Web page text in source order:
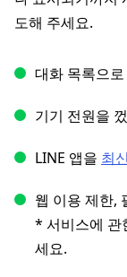
도해 주세요.
대화 목록으
기기 전원을
LINE 앱을 최
웹 이용 제한,
* 서비스에 관
세요.